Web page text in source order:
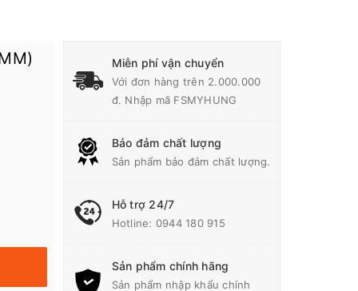
Miễn phí vận chuyển
Với đơn hàng trên 2.000.000
đ. Nhập mã FSMYHUNG
Bảo đảm chất lượng
Sản phẩm bảo đảm chất lượng.
Hỗ trợ 24/7
Hotline: 0944 180 915
Sản phẩm chính hãng
Sản phẩm nhập khẩu chính